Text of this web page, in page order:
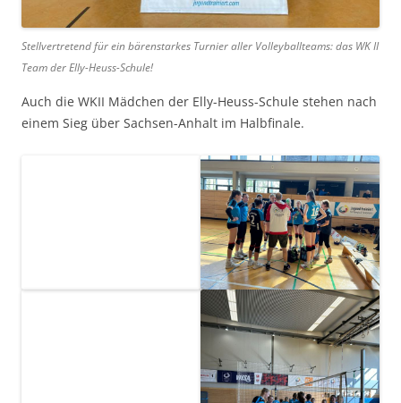
Stellvertretend für ein bärenstarkes Turnier aller Volleyballteams: das WK II
Team der Elly-Heuss-Schule!
Auch die WKII Mädchen der Elly-Heuss-Schule stehen nach
einem Sieg über Sachsen-Anhalt im Halbfinale.